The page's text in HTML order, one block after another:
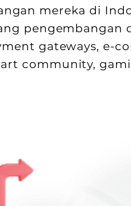
mereka di
pengembangan
gateways, e-
community,